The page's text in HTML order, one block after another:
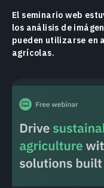
El seminario web
los análisis de
pueden utilizarse en
agrícolas.